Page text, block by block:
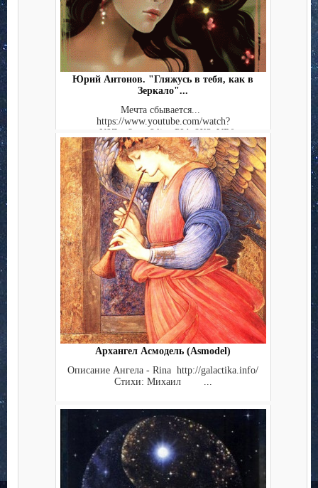
Юрий Антонов. "Гляжусь в тебя, как в
Зеркало"...
Мечта сбывается...
https://www.youtube.com/watch?
v=gN9Znu8zr_s&list=PLbt8X2_VRf...
Архангел Асмодель (Asmodel)
Описание Ангела - Rina http://galactika.info/
Стихи: Михаил ...